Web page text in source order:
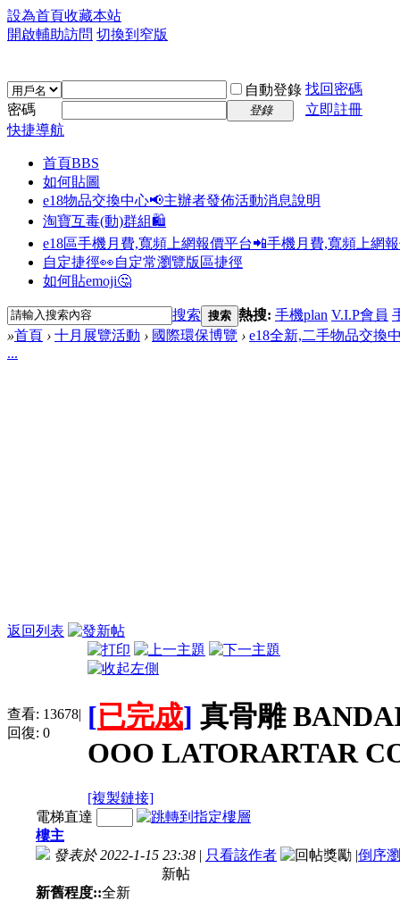
設為首頁收藏本站
開啟輔助訪問 切換到窄版
自動登錄 找回密碼
密碼
登錄
立即註冊
快捷導航
首頁BBS
如何貼圖
e18物品交換中心📢主辦者發佈活動消息說明
淘寶互毒(動)群組🛍️
e18區手機月費,寬頻上網報價平台📲手機月費,寬頻上網
自定捷徑👀自定常瀏覽版區捷徑
如何貼emoji🤔
搜索 搜索 熱搜: 手機plan V.I.P會員
»首頁 › 十月展覽活動 › 國際環保博覽 › e18全新,二手物品交換
...
返回列表
查看: 13678|
回復: 0
[已完成] 真骨雕
OOO LATORARTAR
[複製鏈接]
電梯直達
樓主
發表於 2022-1-15 23:38 | 只看該作者 |倒序
新帖
新舊程度::全新